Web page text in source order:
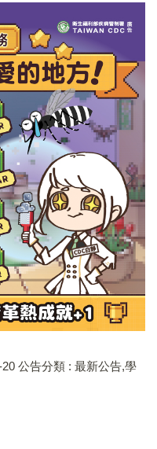
20 公告分類 : 最新公告,學